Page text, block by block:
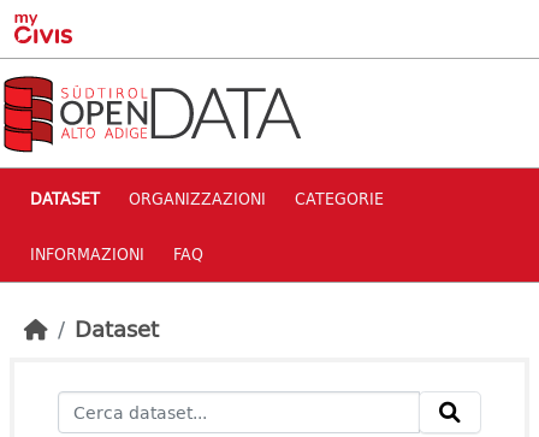
Skip to main content
DATASET ORGANIZZAZIONI CATEGORIE
INFORMAZIONI FAQ
Dataset